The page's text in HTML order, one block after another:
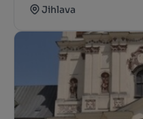
Jihlava